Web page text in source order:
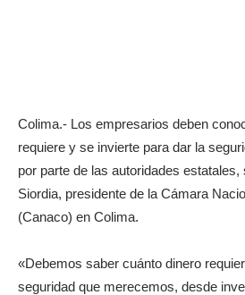
Colima.- Los empresarios deben
requiere y se invierte para dar la
por parte de las autoridades
Siordia, presidente de la Cámara
(Canaco) en Colima.
«Debemos saber cuánto dinero
seguridad que merecemos, desde